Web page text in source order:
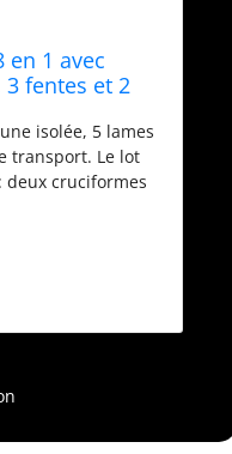
en 1 avec
fentes et 2
isolée, 5 lames
transport. Le lot
cruciformes
et en toute
pointe fine pour
un indice
la norme
et de confort